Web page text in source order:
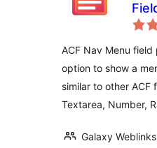
ACF Nav Menu
option to show a
similar to other ACF
Textarea, Number,
Galaxy Weblinks